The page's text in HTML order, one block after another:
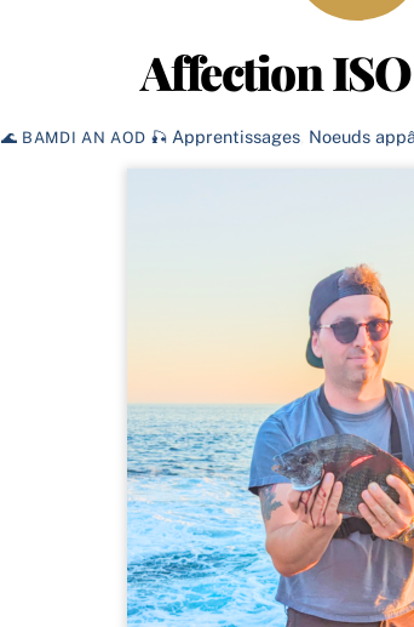
Affection
🌊 BAMDI AN AOD 🎣 Apprentissages Noeuds